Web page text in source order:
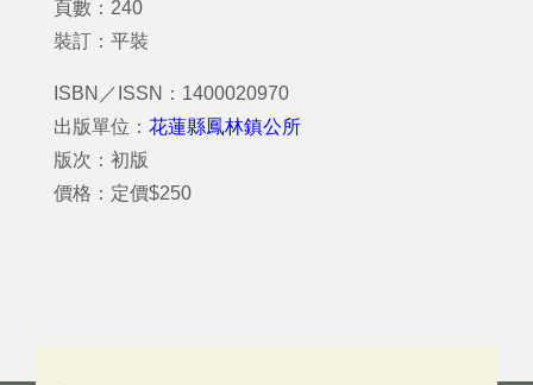
頁數：240
裝訂：平裝
ISBN／ISSN：1400020970
出版單位： 花蓮縣鳳林鎮公所
版次：初版
價格：定價$250